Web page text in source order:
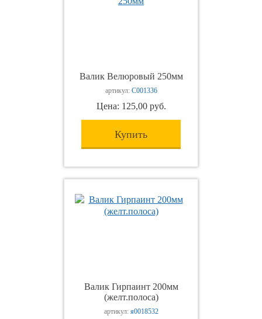
Валик Велюровый 250мм
артикул: С001336
Цена: 125,00 руб.
Купить
Валик Гирпаинт 200мм
(желт.полоса)
артикул: я0018532